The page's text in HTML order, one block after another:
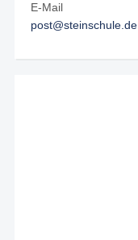
E-Mail
post@steinschule.de